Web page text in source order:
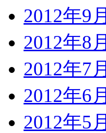
2012年9月
2012年8月
2012年7月
2012年6月
2012年5月